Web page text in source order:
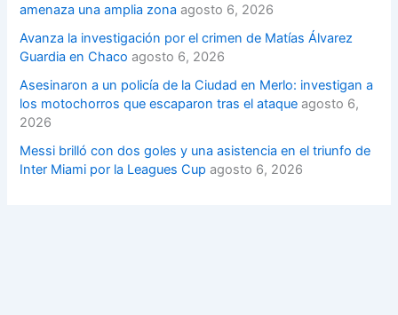
amenaza una amplia zona agosto 6, 2026
Avanza la investigación por el crimen de Matías Álvarez
Guardia en Chaco agosto 6, 2026
Asesinaron a un policía de la Ciudad en Merlo: investigan a
los motochorros que escaparon tras el ataque agosto 6,
2026
Messi brilló con dos goles y una asistencia en el triunfo de
Inter Miami por la Leagues Cup agosto 6, 2026